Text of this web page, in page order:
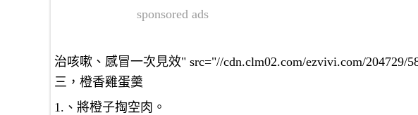
sponsored ads
治咳嗽、感冒一次見效" src="//cdn.clm02.com/ezvivi.com/204729/
三，橙香雞蛋羹
1.、將橙子掏空肉。